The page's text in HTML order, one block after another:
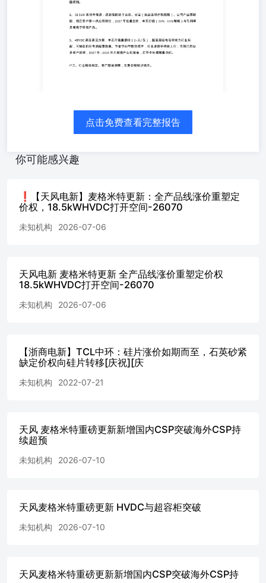
送测进展顺利。 2、18.5kW高功率电源：送测性能优于台
达、光宝（竞品出现炸机故障）、公司产品零缺陷，锁定客
户第一供应商顺位，2027年批量出货，单瓦价值
（30%~50%增幅）与毛利率显著高于现有产品。 3、
#HVDC高压直流方案：单瓦价值量翻倍（2+元/瓦），配套
超级电容将成为行业标配，可降低机柜电源配置数量、节省
商稳态格局，公司长期目标稳态份额20%~30%。 2027年推
高价值头部订单；湖南+泰国双工厂供货，同步规划美国达
拉斯产能，匹配海外客户本地化需求，#交付效率优于台
业格局清晰，龙头确定性极强。公司涨价打开盈利修复通
道，18.5kW、HVDC两大新品打开第二成长曲线。 远期
PSU电源+HVDC总空间超2000亿元【远期70+GW总装机
*（1.1+2）元/瓦】、天花板极高；公司作为全球领先企业
点击免费查看完整报告
你可能感兴趣
❗️【天风电新】麦格米特更新：全产品线涨价重塑定
价权，18.5kWHVDC打开空间-26070
未知机构 2026-07-06
天风电新 麦格米特更新 全产品线涨价重塑定价权
18.5kWHVDC打开空间-26070
未知机构 2026-07-06
【浙商电新】TCL中环：硅片涨价如期而至，石英砂紧
缺定价权向硅片转移[庆祝][庆
未知机构 2022-07-21
天风 麦格米特重磅更新新增国内CSP突破海外CSP持
续超预
未知机构 2026-07-10
天风麦格米特重磅更新 HVDC与超容柜突破
未知机构 2026-07-10
天风麦格米特重磅更新新增国内CSP突破海外CSP持